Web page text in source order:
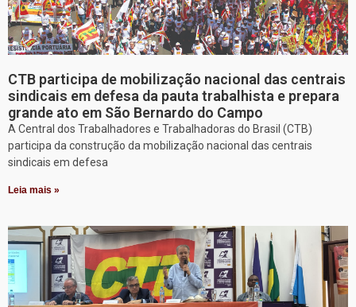
CTB participa de mobilização nacional das centrais
sindicais em defesa da pauta trabalhista e prepara
grande ato em São Bernardo do Campo
A Central dos Trabalhadores e Trabalhadoras do Brasil (CTB)
participa da construção da mobilização nacional das centrais
sindicais em defesa
Leia mais »